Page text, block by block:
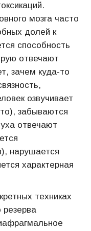
мозга часто
долей к
способность
отвечают
зачем куда-то
озвучивает
забываются
отвечают
нарушается
характерная
техниках
резерва